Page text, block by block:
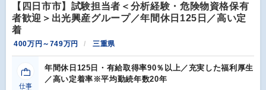
【四日市市】試験担当者＜分析経験・危険物資格保有
者歓迎＞出光興産グループ／年間休日125日／高い定
着
400万円～749万円 三重県
仕事
年間休日125日・有給取得率90％以上／充実した福利厚生
／高い定着率※平均勤続年数20年